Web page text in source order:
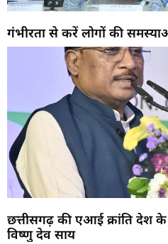
गंभीरता से करें लोगों की
छत्तीसगढ़ की एआई क्रांति देश के
विष्णु देव साय